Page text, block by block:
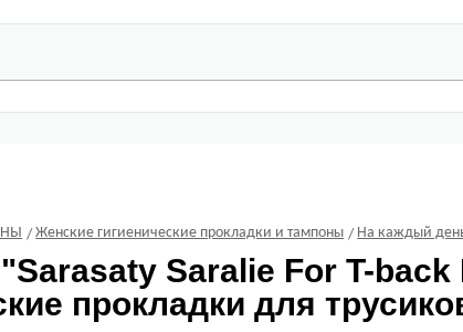
Женские гигиенические прокладки и тампоны На каждый
"Sarasaty Saralie For T-
прокладки для